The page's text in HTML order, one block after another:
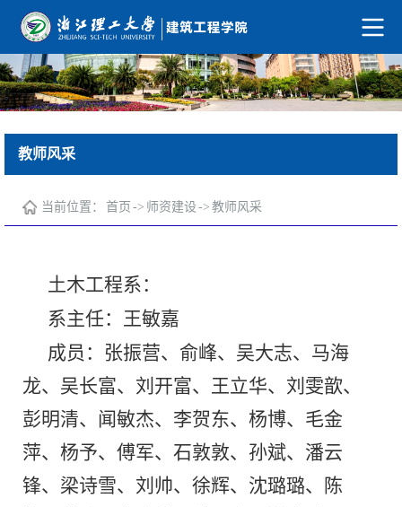
教师风采
当前位置： 首页 -> 师资建设-> 教师风采
土木工程系：
系主任：王敏嘉
成员：张振营、俞峰、吴大志、马海
龙、吴长富、刘开富、王立华、刘雯歆、
彭明清、闻敏杰、李贺东、杨博、毛金
萍、杨予、傅军、石敦敦、孙斌、潘云
锋、梁诗雪、刘帅、徐辉、沈璐璐、陈